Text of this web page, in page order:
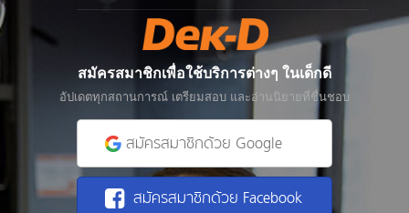
สมัครสมาชิกเพื่อใช้บริการต่างๆ ในเด็กดี
อัปเดตทุกสถานการณ์ เตรียมสอบ และอ่านนิยายที่ชื่นชอบ
สมัครสมาชิกด้วย Google
สมัครสมาชิกด้วย Facebook